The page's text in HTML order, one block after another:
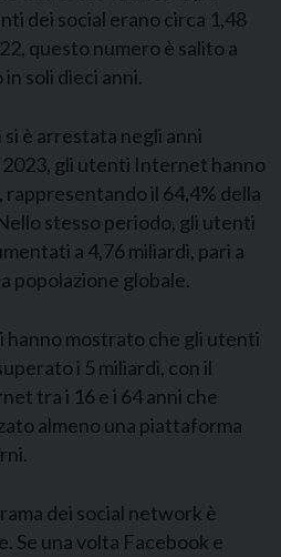
dei social erano circa 1,48
questo numero è salito a
soli dieci anni.
è arrestata negli anni
gli utenti Internet hanno
il 64,4% della
stesso periodo, gli utenti
a 4,76 miliardi, pari a
popolazione globale.
hanno mostrato che gli utenti
i 5 miliardi, con il
tra i 16 e i 64 anni che
almeno una piattaforma
dei social network è
Se una volta Facebook e